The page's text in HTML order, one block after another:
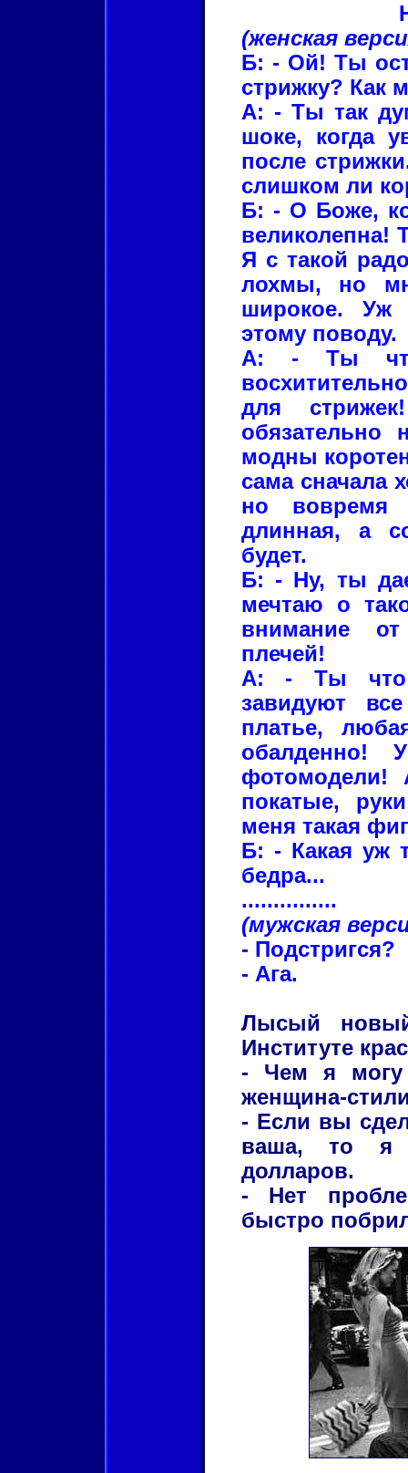
(женская
Б: - Ой! Ты
стрижку? Как
А: - Ты так
шоке, когда
после
слишком ли
Б: - О Боже,
великолепна!
Я с такой
лохмы, но
широкое. Уж
этому поводу.
А: - Ты
для
обязательно
модны
сама сначала
но вовремя
длинная, а
будет.
Б: - Ну, ты
мечтаю о
внимание
плечей!
А: - Ты что
завидуют
платье,
фотомодели!
покатые,
меня такая
Б: - Какая уж
бедра...
...............
(мужская
- Подстригся?
- Ага.
Лысый
Институте
- Чем я могу
женщина-
- Если вы
ваша, то я
долларов.
- Нет
быстро